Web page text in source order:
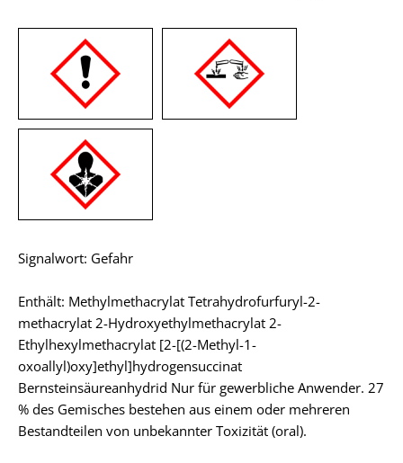
Signalwort: Gefahr
Enthält: Methylmethacrylat Tetrahydrofurfuryl-2-
methacrylat 2-Hydroxyethylmethacrylat 2-
Ethylhexylmethacrylat [2-[(2-Methyl-1-
oxoallyl)oxy]ethyl]hydrogensuccinat
Bernsteinsäureanhydrid Nur für gewerbliche Anwender. 27
% des Gemisches bestehen aus einem oder mehreren
Bestandteilen von unbekannter Toxizität (oral).